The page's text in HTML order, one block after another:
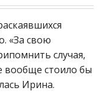
«За свою
случая,
вообще стоило бы
Ирина.